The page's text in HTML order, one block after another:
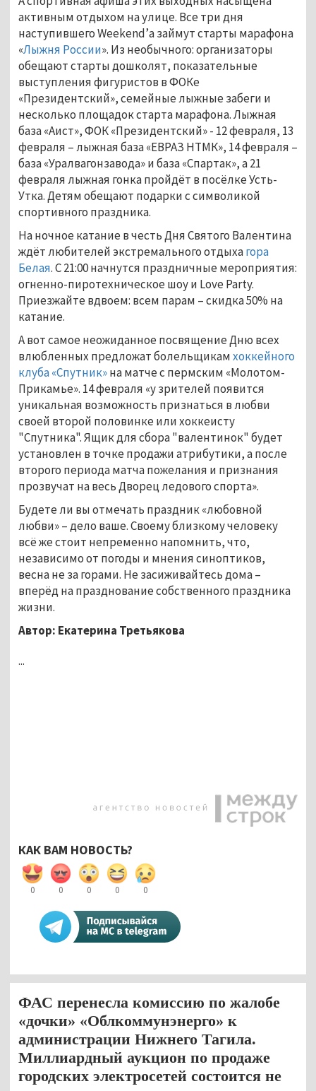
активным отдыхом на улице. Все три дня
наступившего Weekеnd’а займут старты марафона
«Лыжня России». Из необычного: организаторы
обещают старты дошколят, показательные
выступления фигуристов в ФОКе
«Президентский», семейные лыжные забеги и
несколько площадок старта марафона. Лыжная
база «Аист», ФОК «Президентский» - 12 февраля, 13
февраля – лыжная база «ЕВРАЗ НТМК», 14 февраля –
база «Уралвагонзавода» и база «Спартак», а 21
февраля лыжная гонка пройдёт в посёлке Усть-
Утка. Детям обещают подарки с символикой
спортивного праздника.
На ночное катание в честь Дня Святого Валентина
ждёт любителей экстремального отдыхагора
Белая. С 21:00 начнутся праздничные мероприятия:
огненно-пиротехническое шоу и Love Party.
Приезжайте вдвоем: всем парам – скидка 50% на
катание.
А вот самое неожиданное посвящение Дню всех
влюбленных предложат болельщикамхоккейного
клуба «Спутник»на матче с пермским «Молотом-
Прикамье». 14 февраля «у зрителей появится
уникальная возможность признаться в любви
своей второй половинке или хоккеисту
"Спутника". Ящик для сбора "валентинок" будет
установлен в точке продажи атрибутики, а после
второго периода матча пожелания и признания
прозвучат на весь Дворец ледового спорта».
Будете ли вы отмечать праздник «любовной
любви» – дело ваше. Своему близкому человеку
всё же стоит непременно напомнить, что,
независимо от погоды и мнения синоптиков,
весна не за горами. Не засиживайтесь дома –
вперёд на празднование собственного праздника
жизни.
Автор: Екатерина Третьякова
...
КАК ВАМ НОВОСТЬ?
0 0 0 0 0
ФАС перенесла комиссию по жалобе
«дочки» «Облкоммунэнерго» к
администрации Нижнего Тагила.
Миллиардный аукцион по продаже
городских электросетей состоится не